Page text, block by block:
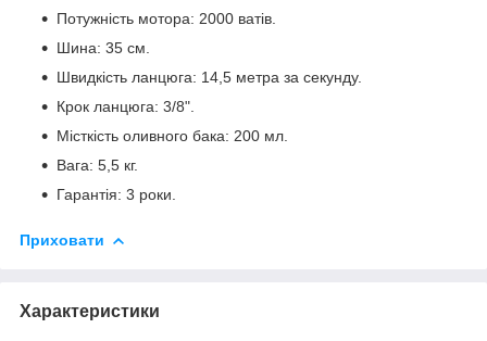
Потужність мотора: 2000 ватів.
Шина: 35 см.
Швидкість ланцюга: 14,5 метра за секунду.
Крок ланцюга: 3/8".
Місткість оливного бака: 200 мл.
Вага: 5,5 кг.
Гарантія: 3 роки.
Приховати
Характеристики